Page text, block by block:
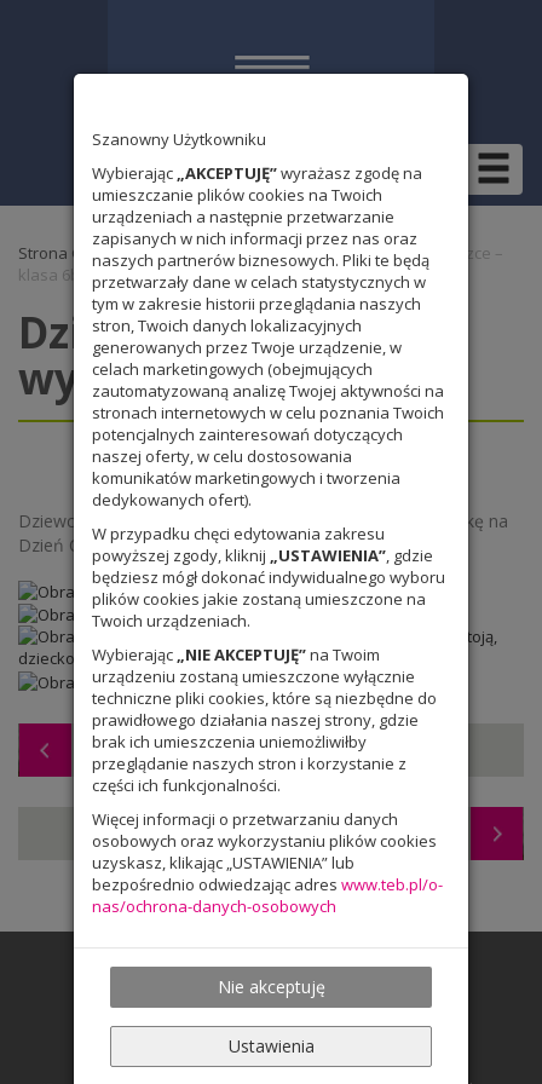
Szanowny Użytkowniku
Wybierając „AKCEPTUJĘ”wyrażasz zgodę na
umieszczanie plików cookies na Twoich
urządzeniach a następnie przetwarzanie
zapisanych w nich informacji przez nas oraz
naszych partnerów biznesowych. Pliki te będą
przetwarzały dane w celach statystycznych w
tym w zakresie historii przeglądania naszych
stron, Twoich danych lokalizacyjnych
generowanych przez Twoje urządzenie, w
celach marketingowych (obejmujących
zautomatyzowaną analizę Twojej aktywności na
stronach internetowych w celu poznania Twoich
potencjalnych zainteresowań dotyczących
naszej oferty, w celu dostosowania
komunikatów marketingowych i tworzenia
dedykowanych ofert).
W przypadku chęci edytowania zakresu
powyższej zgody, kliknij „USTAWIENIA”, gdzie
będziesz mógł dokonać indywidualnego wyboru
plików cookies jakie zostaną umieszczone na
Twoich urządzeniach.
Wybierając „NIE AKCEPTUJĘ”na Twoim
urządzeniu zostaną umieszczone wyłącznie
techniczne pliki cookies, które są niezbędne do
prawidłowego działania naszej strony, gdzie
brak ich umieszczenia uniemożliwiłby
przeglądanie naszych stron i korzystanie z
części ich funkcjonalności.
Więcej informacji o przetwarzaniu danych
osobowych oraz wykorzystaniu plików cookies
uzyskasz, klikając „USTAWIENIA” lub
bezpośrednio odwiedzając adres www.teb.pl/o-
nas/ochrona-danych-osobowych
Nie akceptuję
Ustawienia
Strona Główna»Bez kategorii» Dzień Chłopaka na wycieczce –
klasa 6b
Dzień Chłopaka na
wycieczce – klasa 6b
Dziewczyny z 6b przygotowały dla chłopców niespodziankę na
Dzień Chłopaka.
Wymian z uczniami z Bonn dobiega końca
Wycieczka kl.7